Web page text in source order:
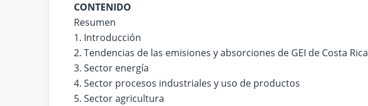
CONTENIDO
Resumen
1. Introducción
2. Tendencias de las emisiones y absorciones de GEI de Costa Rica
3. Sector energía
4. Sector procesos industriales y uso de productos
5. Sector agricultura